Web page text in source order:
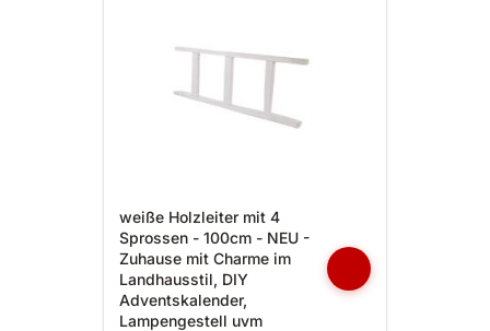
weiße Holzleiter mit 4
Sprossen - 100cm - NEU -
Zuhause mit Charme im
Landhausstil, DIY
Adventskalender,
Lampengestell uvm